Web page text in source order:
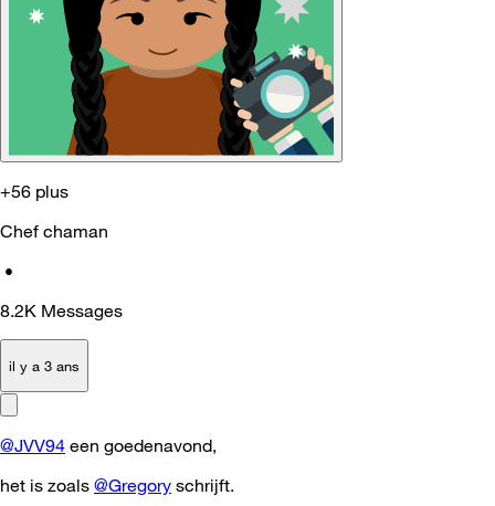
+56 plus
Chef chaman
•
8.2K Messages
il y a 3 ans
@JVV94 een goedenavond,
het is zoals @Gregory schrijft.